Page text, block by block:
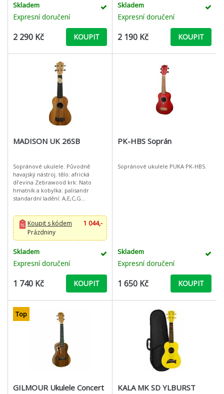
Skladem
Expresní doručení
2 290 Kč KOUPIT
Skladem
Expresní doručení
2 190 Kč KOUPIT
MADISON UK 26SB
Sopránové ukulele. Původně
havajský nástroj. tělo: africká
dřevina Zebrawood krk: Nato
hmatník a kobylka: palisandr
standardní ladění: A,E,C,G
včetně povlaku
Koupit s kódem
1 044,-
Prázdniny
Skladem
Expresní doručení
1 740 Kč KOUPIT
PK-HBS Soprán
Sopránové ukulele PUKA PK-HBS.
Skladem
Expresní doručení
1 650 Kč KOUPIT
Top
GILMOUR Ukulele Concert
KALA MK SD YLBURST